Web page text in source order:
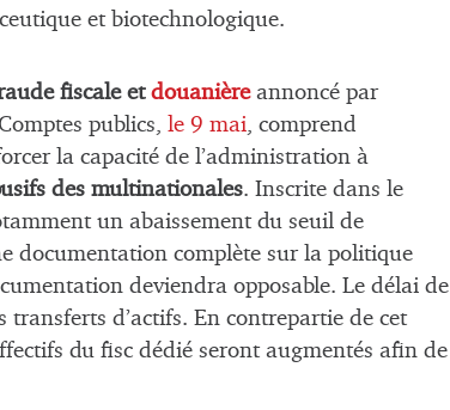
et biotechnologique.
fiscale et douanièreannoncé par
publics, le 9 mai , comprend
la capacité de l’administration à
des multinationales. Inscrite dans le
un abaissement du seuil de
documentation complète sur la politique
deviendra opposable. Le délai de
d’actifs. En contrepartie de cet
du fisc dédié seront augmentés afin de